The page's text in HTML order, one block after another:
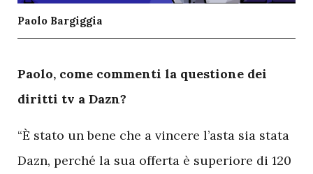
Paolo Bargiggia
Paolo, come commenti la questione dei
diritti tv a Dazn?
“È stato un bene che a vincere l’asta sia stata
Dazn, perché la sua offerta è superiore di 120